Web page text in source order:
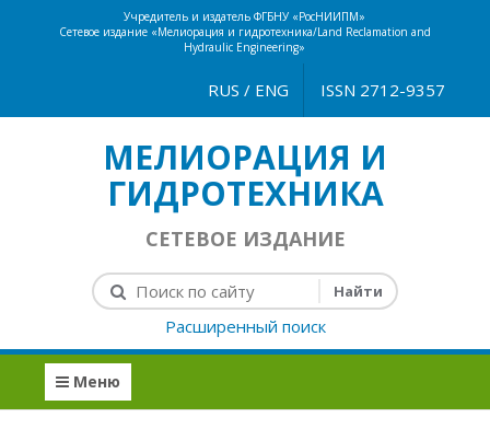
Учредитель и издатель ФГБНУ «РосНИИПМ»
Сетевое издание «Мелиорация и гидротехника/Land Reclamation and
Hydraulic Engineering»
ISSN 2712-9357
RUS / ENG
МЕЛИОРАЦИЯ И
ГИДРОТЕХНИКА
СЕТЕВОЕ ИЗДАНИЕ
Расширенный поиск
Меню